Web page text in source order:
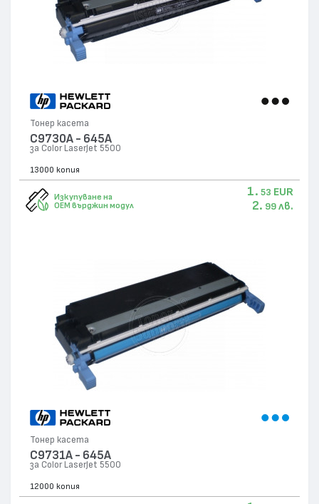
Тонер касета
C9730A - 645A
за Color LaserJet 5500
13000 копия
Изкупуване на
OEM върджин модул
1. 53 EUR
2. 99 лв.
Тонер касета
C9731A - 645A
за Color LaserJet 5500
12000 копия